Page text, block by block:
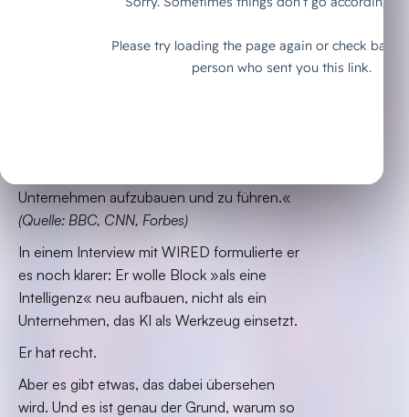
Jack Dorsey, CEO von Block, hat Anfang
2026 etwas getan, das die meisten
Führungskräfte entweder ignoriert oder
Unternehmen aufzubauen und zu führen.«
(Quelle: BBC, CNN, Forbes)
In einem Interview mit WIRED formulierte er
es noch klarer: Er wolle Block »als eine
Intelligenz« neu aufbauen, nicht als ein
Unternehmen, das KI als Werkzeug einsetzt.
Er hat recht.
Aber es gibt etwas, das dabei übersehen
wird. Und es ist genau der Grund, warum so